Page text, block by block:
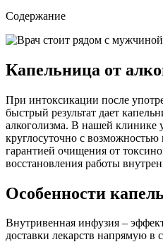
Содержание
Капельница от
При интоксикации после
быстрый результат дает
алкоголизма. В нашей клинике
круглосуточно с
гарантией очищения от
восстановления работы
Особенности
Внутривенная инфузия –
доставки лекарств напрямую в